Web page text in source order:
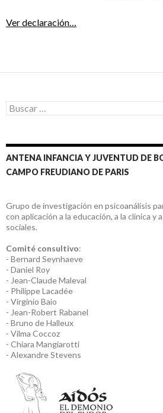
Ver declaración…
Buscar:
ANTENA INFANCIA Y JUVENTUD DE
CAMPO FREUDIANO DE PARIS
Grupo de investigación en psicoanálisis
con aplicación a la educación, a la clínica y
sociales.
Comité consultivo:
- Bernard Seynhaeve
- Daniel Roy
- Jean-Claude Maleval
- Philippe Lacadée
- Virginio Baio
- Jean-Robert Rabanel
- Bruno de Halleux
- Vilma Coccoz
- Chiara Mangiarotti
- Alexandre Stevens